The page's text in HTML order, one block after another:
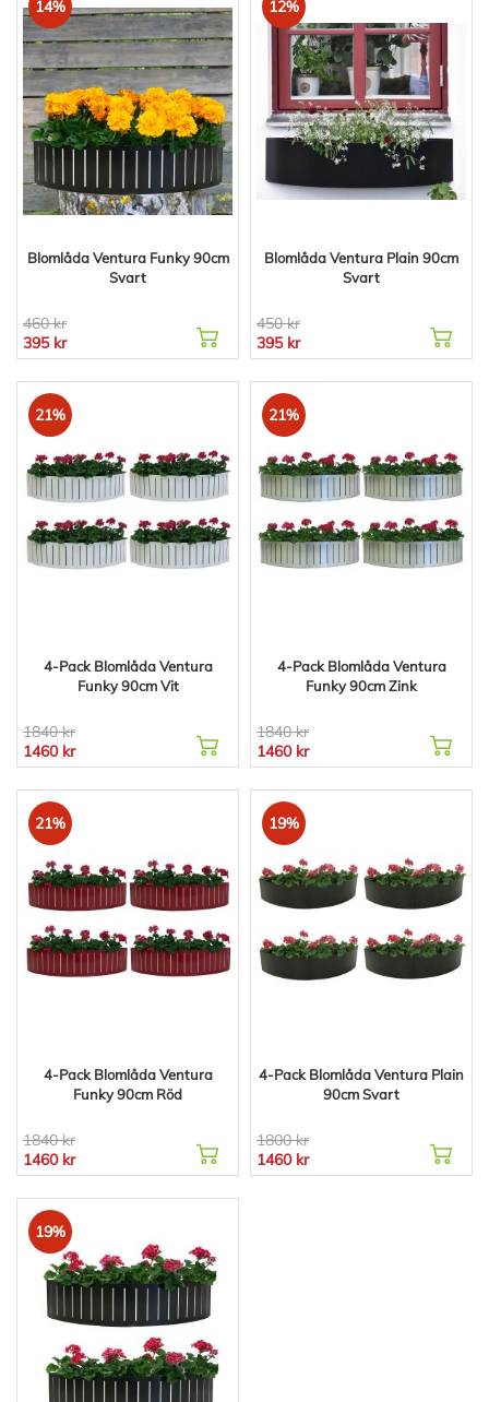
14%
Blomlåda Ventura Funky 90cm
Svart
460 kr
395 kr
12%
Blomlåda Ventura Plain 90cm
Svart
450 kr
395 kr
21%
4-Pack Blomlåda Ventura
Funky 90cm Vit
1840 kr
1460 kr
21%
4-Pack Blomlåda Ventura
Funky 90cm Zink
1840 kr
1460 kr
21%
4-Pack Blomlåda Ventura
Funky 90cm Röd
1840 kr
1460 kr
19%
4-Pack Blomlåda Ventura Plain
90cm Svart
1800 kr
1460 kr
19%